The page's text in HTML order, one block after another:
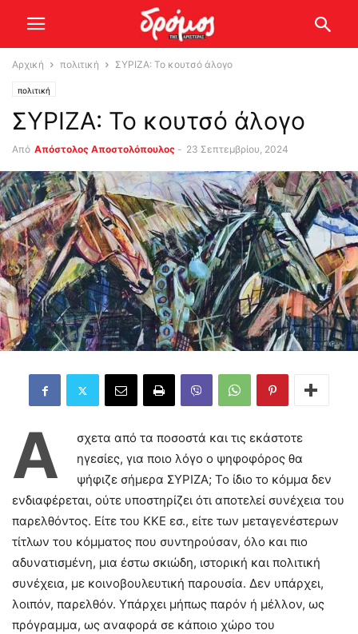
Αρχική πολιτική ΣΥΡΙΖΑ: Το κουτσό άλογο
πολιτική
ΣΥΡΙΖΑ: Το κουτσό άλογο
Από Απόστολος Αποστολόπουλος - 23 Σεπτεμβρίου, 2024
Ά
σχετα από τα ποσοστά και τις εκάστοτε
ηγεσίες, για ποιο λόγο ο ψηφοφόρος θα
ψήφιζε σήμερα ΣΥΡΙΖΑ; Το ίδιο το κόμμα δεν
ενδιαφέρεται, ούτε υποστηρίζει ότι αποτελεί συνέχεια του
παρελθόντος. Είτε του ΚΚΕ εσ., είτε των μεταγενέστερων
τίτλων του κόμματος που συντηρούσαν, όλο και πιο
αδυνατισμένη, μια έστω σκιώδη, ιστορική και πολιτική
συνέχεια, με κοινοβουλευτική παρουσία. Δεν υπάρχει,
λοιπόν, παρελθόν. Υπάρχει μήπως παρόν ή μέλλον, ως
πρόγραμμα, ως αναφορά σε κάποιο χώρο του